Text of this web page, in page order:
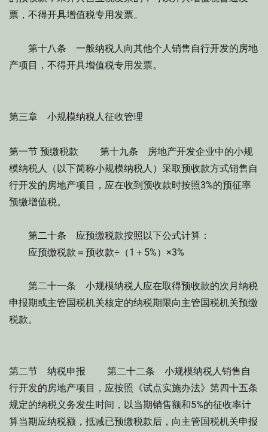
票，不得开具增值税专用发票。
第十八条 一般纳税人向其他个人销售自行开发的房地
产项目，不得开具增值税专用发票。
第三章 小规模纳税人征收管理
第一节 预缴税款 第十九条 房地产开发企业中的小规
模纳税人（以下简称小规模纳税人）采取预收款方式销售自
行开发的房地产项目，应在收到预收款时按照3%的预征率
预缴增值税。
第二十条 应预缴税款按照以下公式计算：
应预缴税款＝预收款÷（1＋5%）×3%
第二十一条 小规模纳税人应在取得预收款的次月纳税
申报期或主管国税机关核定的纳税期限向主管国税机关预缴
税款。
第二节 纳税申报 第二十二条 小规模纳税人销售自
行开发的房地产项目，应按照《试点实施办法》第四十五条
规定的纳税义务发生时间，以当期销售额和5%的征收率计
算当期应纳税额，抵减已预缴税款后，向主管国税机关申报